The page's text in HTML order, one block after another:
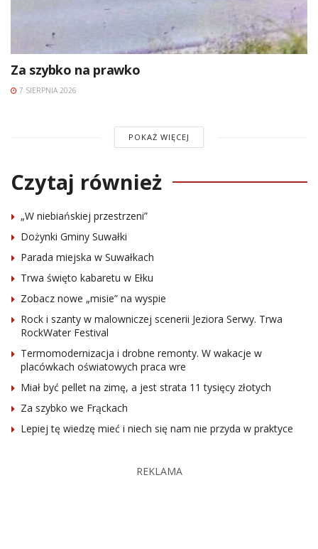
Za szybko na prawko
7 SIERPNIA 2026
POKAŻ WIĘCEJ
Czytaj również
„W niebiańskiej przestrzeni”
Dożynki Gminy Suwałki
Parada miejska w Suwałkach
Trwa święto kabaretu w Ełku
Zobacz nowe „misie” na wyspie
Rock i szanty w malowniczej scenerii Jeziora Serwy. Trwa
RockWater Festival
Termomodernizacja i drobne remonty. W wakacje w
placówkach oświatowych praca wre
Miał być pellet na zimę, a jest strata 11 tysięcy złotych
Za szybko we Frąckach
Lepiej tę wiedzę mieć i niech się nam nie przyda w praktyce
REKLAMA